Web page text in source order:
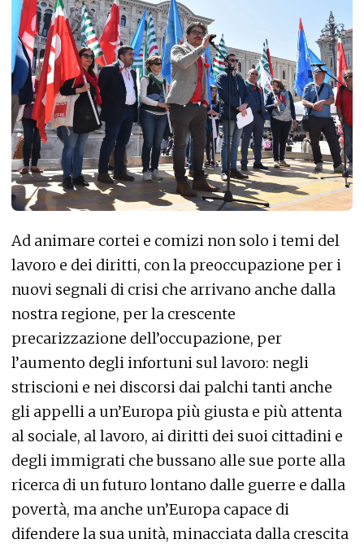
Ad animare cortei e comizi non solo i temi del
lavoro e dei diritti, con la preoccupazione per i
nuovi segnali di crisi che arrivano anche dalla
nostra regione, per la crescente
precarizzazione dell’occupazione, per
l’aumento degli infortuni sul lavoro: negli
striscioni e nei discorsi dai palchi tanti anche
gli appelli a un’Europa più giusta e più attenta
al sociale, al lavoro, ai diritti dei suoi cittadini e
degli immigrati che bussano alle sue porte alla
ricerca di un futuro lontano dalle guerre e dalla
povertà, ma anche un’Europa capace di
difendere la sua unità, minacciata dalla crescita